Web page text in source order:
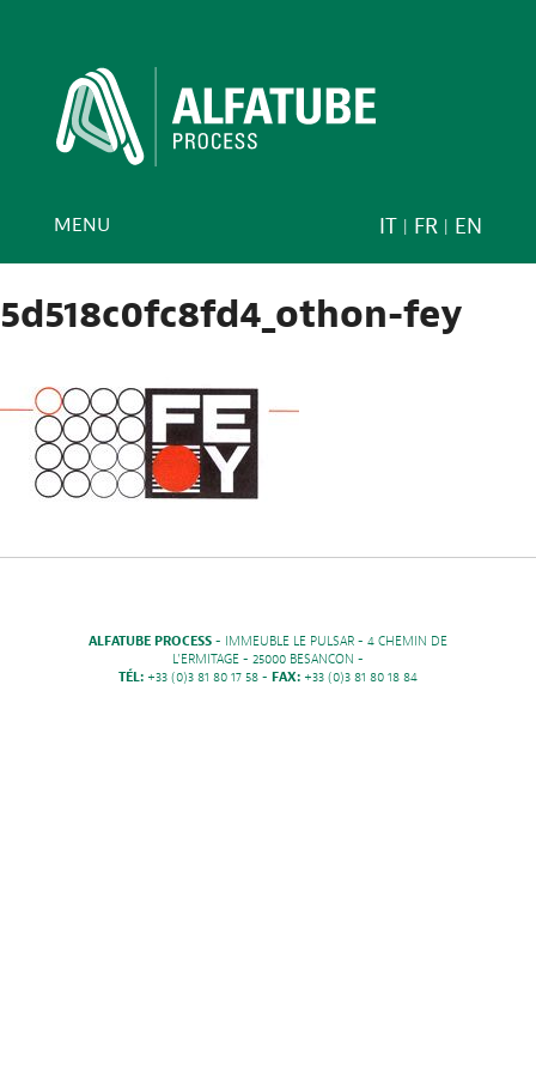
IT FR EN
MENU
5d518c0fc8fd4_othon-fey
ALFATUBE PROCESS - IMMEUBLE LE PULSAR - 4 CHEMIN DE
L'ERMITAGE - 25000 BESANCON -
TÉL: +33 (0)3 81 80 17 58 - FAX: +33 (0)3 81 80 18 84